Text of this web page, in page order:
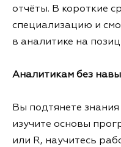
отчёты. В короткие
специализацию и
в аналитике на
Аналитикам без
Вы подтянете
изучите основы
или R, научитесь